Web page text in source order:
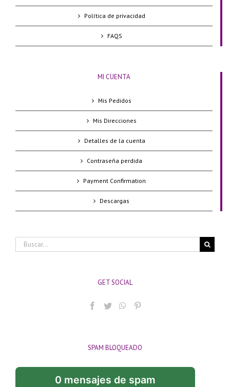
Política de privacidad
FAQS
MI CUENTA
Mis Pedidos
Mis Direcciones
Detalles de la cuenta
Contraseña perdida
Payment Confirmation
Descargas
Buscar:
GET SOCIAL
SPAM BLOQUEADO
0 mensajes de spam